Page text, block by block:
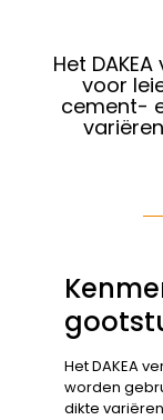
Het
voor
cement-
Het DAKEA
worden
dikte